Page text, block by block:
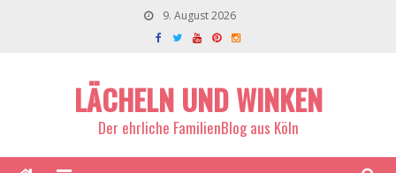
9. August 2026
LÄCHELN UND WINKEN
Der ehrliche FamilienBlog aus Köln